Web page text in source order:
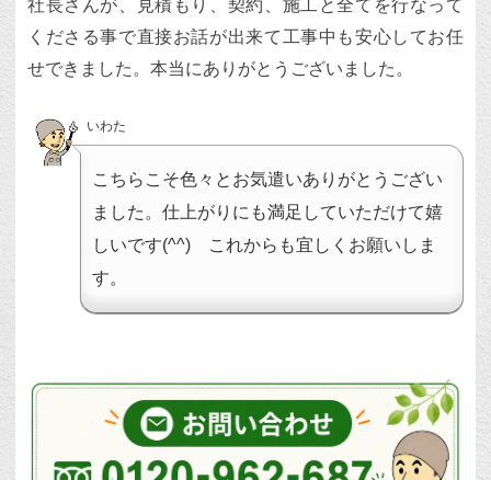
社長さんが、見積もり、契約、施工と全てを行なって
くださる事で直接お話が出来て工事中も安心してお任
せできました。本当にありがとうございました。
いわた
こちらこそ色々とお気遣いありがとうござい
ました。仕上がりにも満足していただけて嬉
しいです(^^) これからも宜しくお願いしま
す。